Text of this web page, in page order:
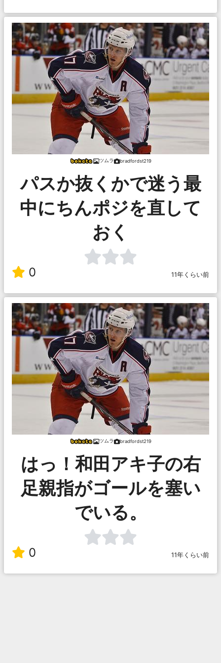
ツムラ bradfordst219
パスか抜くかで迷う最
中にちんポジを直して
おく
0 11年くらい前
ツムラ bradfordst219
はっ！和田アキ子の右
足親指がゴールを塞い
でいる。
0 11年くらい前